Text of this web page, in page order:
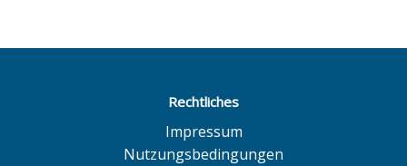
Rechtliches
Impressum
Nutzungsbedingungen